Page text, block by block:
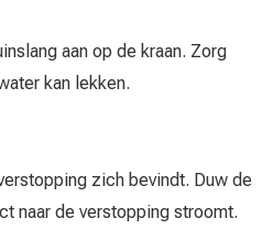
aan op de kraan. Zorg
kan lekken.
zich bevindt. Duw de
naar de verstopping stroomt.